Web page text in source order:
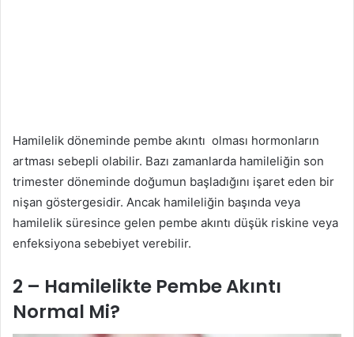
Hamilelik döneminde pembe akıntı olması hormonların
artması sebepli olabilir. Bazı zamanlarda hamileliğin son
trimester döneminde doğumun başladığını işaret eden bir
nişan göstergesidir. Ancak hamileliğin başında veya
hamilelik süresince gelen pembe akıntı düşük riskine veya
enfeksiyona sebebiyet verebilir.
2 – Hamilelikte Pembe Akıntı
Normal Mi?